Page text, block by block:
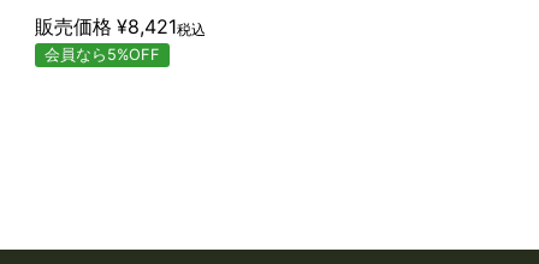
販売価格 ¥8,421税込
会員なら5%OFF